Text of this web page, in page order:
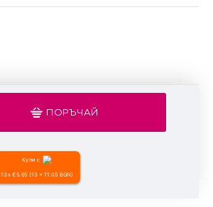
ПОРЪЧАЙ
Купи с
13 x €5.65 (13 x 11.05 BGN)